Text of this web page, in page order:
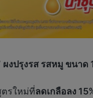
ผงปรุงรส รสหมู ขนาด
ตรใหม่ที่ลดเกลือลง